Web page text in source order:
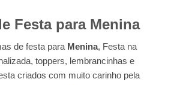
Festa para Menina
de festa para Menina, Festa na
toppers, lembrancinhas e
criados com muito carinho pela